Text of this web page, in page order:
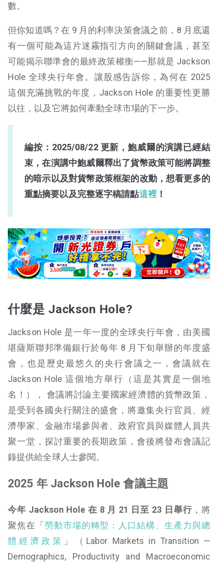
數。
但你知道嗎？在 9 月的利率決策會議之前，8 月底還
有一個可能為這片迷霧指引方向的關鍵會議，甚至
可能揭示聯準會的最終政策權衡——那就是 Jackson
Hole 全球央行年會。讓股感告訴你，為何在 2025
這個充滿挑戰的年度，Jackson Hole 的重要性更勝
以往，以及它將如何牽動全球市場的下一步。
編按：2025/08/22 更新，鮑威爾的演講已經結
束，在演講中鮑威爾釋出了貨幣政策可能將調整
的暗示以及對貨幣政策框架的改動，想看更多的
重點摘要以及完整逐字稿請點這裡！
什麼是 Jackson Hole?
Jackson Hole 是一年一度的全球央行年會，由美國
堪薩斯聯邦準備銀行於每年 8 月下旬舉辦的年度盛
會，也是歷史最悠久的央行會議之一，會議就在
Jackson Hole 這個地方舉行（這是其實是一個地
名！）， 會議將討論主要國家經濟體的貨幣政策，
是受到各國央行關注的盛會，將邀集央行官員、經
濟學家、金融市場參與者、政府官員與媒體人員共
聚一堂，探討重要的長期政策，會後將發布會議記
錄提供給全球人士參閱。
2025 年 Jackson Hole 會議主題
今年 Jackson Hole 在 8 月 21 日至 23 日舉行，將
聚焦在「 勞動市場的轉型：人口結構、生產力與總
體經濟政策 」（Labor Markets in Transition —
Demographics, Productivity and Macroeconomic